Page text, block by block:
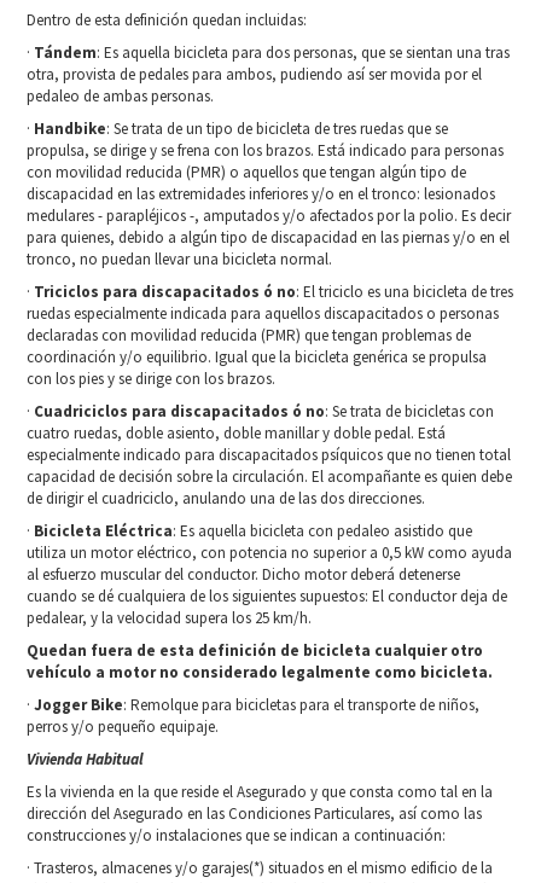
Dentro de esta definición quedan incluidas:
· Tándem: Es aquella bicicleta para dos personas, que se sientan una tras
otra, provista de pedales para ambos, pudiendo así ser movida por el
pedaleo de ambas personas.
· Handbike: Se trata de un tipo de bicicleta de tres ruedas que se
propulsa, se dirige y se frena con los brazos. Está indicado para personas
con movilidad reducida (PMR) o aquellos que tengan algún tipo de
discapacidad en las extremidades inferiores y/o en el tronco: lesionados
medulares - parapléjicos -, amputados y/o afectados por la polio. Es decir
para quienes, debido a algún tipo de discapacidad en las piernas y/o en el
tronco, no puedan llevar una bicicleta normal.
· Triciclos para discapacitados ó no: El triciclo es una bicicleta de tres
ruedas especialmente indicada para aquellos discapacitados o personas
declaradas con movilidad reducida (PMR) que tengan problemas de
coordinación y/o equilibrio. Igual que la bicicleta genérica se propulsa
con los pies y se dirige con los brazos.
· Cuadriciclos para discapacitados ó no: Se trata de bicicletas con
cuatro ruedas, doble asiento, doble manillar y doble pedal. Está
especialmente indicado para discapacitados psíquicos que no tienen total
capacidad de decisión sobre la circulación. El acompañante es quien debe
de dirigir el cuadriciclo, anulando una de las dos direcciones.
· Bicicleta Eléctrica: Es aquella bicicleta con pedaleo asistido que
utiliza un motor eléctrico, con potencia no superior a 0,5 kW como ayuda
al esfuerzo muscular del conductor. Dicho motor deberá detenerse
cuando se dé cualquiera de los siguientes supuestos: El conductor deja de
pedalear, y la velocidad supera los 25 km/h.
Quedan fuera de esta definición de bicicleta cualquier otro
vehículo a motor no considerado legalmente como bicicleta.
·Jogger Bike: Remolque para bicicletas para el transporte de niños,
perros y/o pequeño equipaje.
Vivienda Habitual
Es la vivienda en la que reside el Asegurado y que consta como tal en la
dirección del Asegurado en las Condiciones Particulares, así como las
construcciones y/o instalaciones que se indican a continuación:
· Trasteros, almacenes y/o garajes(*) situados en el mismo edificio de la